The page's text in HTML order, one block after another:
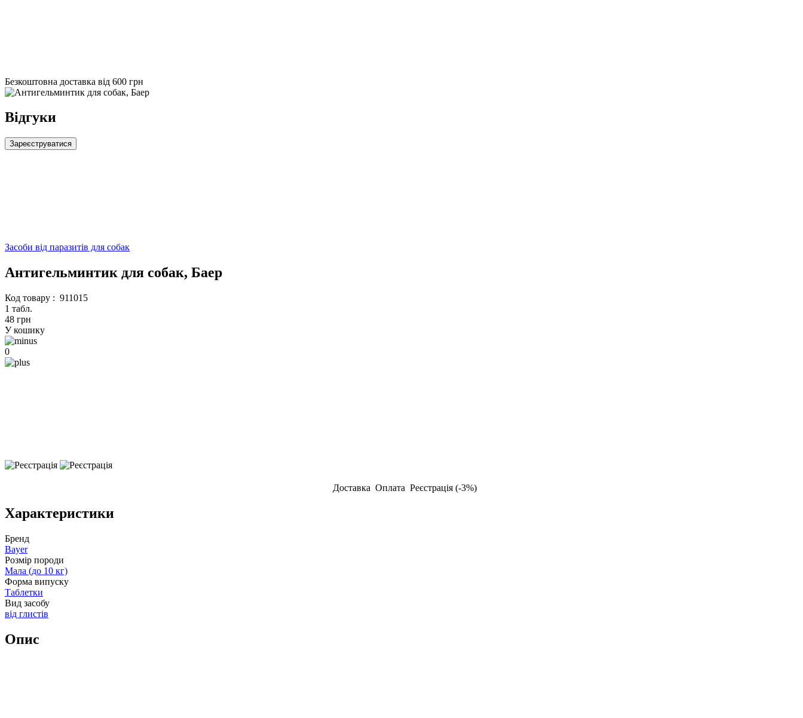
Безкоштовна доставка від 600 грн
Відгуки
Зареєструватися
Засоби від паразитів для собак
Антигельминтик для собак, Баер
Код товару : 911015
1 табл.
48 грн
У кошику
0
Доставка Оплата Реєстрація (-3%)
Характеристики
Бренд
Bayer
Розмір породи
Мала (до 10 кг)
Форма випуску
Таблетки
Вид засобу
від глистів
Опис